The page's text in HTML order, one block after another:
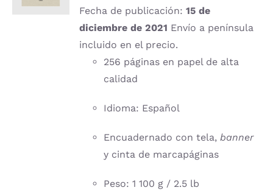
DETALLES
Fecha de publicación:15 de
diciembre de 2021 Envío a península
incluido en el precio.
256 páginas en papel de alta
calidad
Idioma: Español
Encuadernado con tela,banner
y cinta de marcapáginas
Peso: 1 100 g / 2.5 lb